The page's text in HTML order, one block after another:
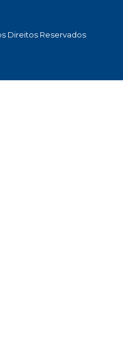
Direitos Reservados